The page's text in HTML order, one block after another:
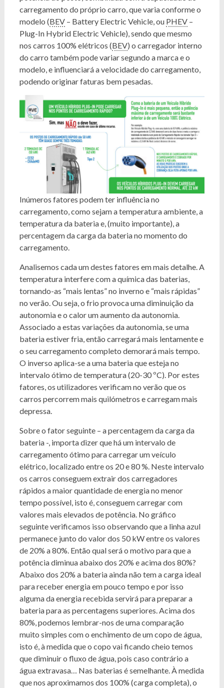
carregamento do próprio carro, que varia conforme o
modelo (BEV– Battery Electric Vehicle, ou PHEV–
Plug-In Hybrid Electric Vehicle), sendo que mesmo
nos carros 100% elétricos (BEV) o carregador interno
do carro também pode variar segundo a marca e o
modelo, e influenciará a velocidade do carregamento,
podendo originar faturas bem pesadas.
Inúmeros fatores podem ter influência no
carregamento, como sejam a temperatura ambiente, a
temperatura da bateria e, (muito importante), a
percentagem da carga da bateria no momento do
carregamento.
Analisemos cada um destes fatores em mais detalhe. A
temperatura interfere com a química das baterias,
tornando-as “mais lentas” no inverno e “mais rápidas”
no verão. Ou seja, o frio provoca uma diminuição da
autonomia e o calor um aumento da autonomia.
Associado a estas variações da autonomia, se uma
bateria estiver fria, então carregará mais lentamente e
o seu carregamento completo demorará mais tempo.
O inverso aplica-se a uma bateria que esteja no
intervalo ótimo de temperatura (20-30 ºC). Por estes
fatores, os utilizadores verificam no verão que os
carros percorrem mais quilómetros e carregam mais
depressa.
Sobre o fator seguinte – a percentagem da carga da
bateria -, importa dizer que há um intervalo de
carregamento ótimo para carregar um veículo
elétrico, localizado entre os 20 e 80 %. Neste intervalo
os carros conseguem extrair dos carregadores
rápidos a maior quantidade de energia no menor
tempo possível, isto é, conseguem carregar com
valores mais elevados de potência. No gráfico
seguinte verificamos isso observando que a linha azul
permanece junto do valor dos 50 kW entre os valores
de 20% a 80%. Então qual será o motivo para que a
potência diminua abaixo dos 20% e acima dos 80%?
Abaixo dos 20% a bateria ainda não tem a carga ideal
para receber energia em pouco tempo e por isso
alguma da energia recebida servirá para preparar a
bateria para as percentagens superiores. Acima dos
80%, podemos lembrar-nos de uma comparação
muito simples com o enchimento de um copo de água,
isto é, à medida que o copo vai ficando cheio temos
que diminuir o fluxo de água, pois caso contrário a
água extravasa… Nas baterias é semelhante. À medida
que nos aproximamos dos 100% (carga completa), o